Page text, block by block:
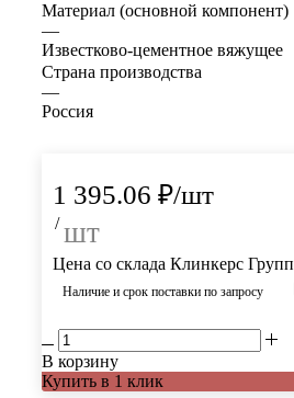
Материал (основной компонент)
—
Известково-цементное вяжущее
Страна производства
—
Россия
1 395.06 ₽/шт
/ шт
Цена со склада Клинкерс Групп
Наличие и срок поставки по запросу
В корзину
Купить в 1 клик